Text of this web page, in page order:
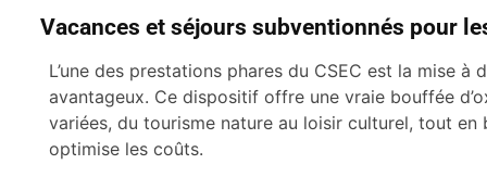
Vacances et séjours subventionnés pour
L’une des prestations phares du CSEC est la mise
avantageux. Ce dispositif offre une vraie bouffée
variées, du tourisme nature au loisir culturel, tout en
optimise les coûts.